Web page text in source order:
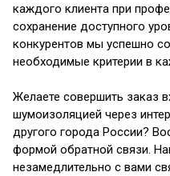
каждого клиента при
сохранение доступного
конкурентов мы успешно
необходимые критерии в
Желаете совершить заказ
шумоизоляцией через
другого города России?
формой обратной связи.
незамедлительно с вами